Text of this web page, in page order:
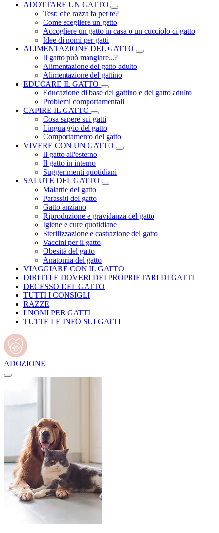
ADOTTARE UN GATTO
Test: che razza fa per te?
Come scegliere un gatto
Accogliere un gatto in casa o un cucciolo di gatto
Idee di nomi per gatti
ALIMENTAZIONE DEL GATTO
Il gatto può mangiare...?
Alimentazione del gatto adulto
Alimentazione del gattino
EDUCARE IL GATTO
Educazione di base del gattino e del gatto adulto
Problemi comportamentali
CAPIRE IL GATTO
Cosa sapere sui gatti
Linguaggio del gatto
Comportamento del gatto
VIVERE CON UN GATTO
Il gatto all'esterno
Il gatto in interno
Suggerimenti quotidiani
SALUTE DEL GATTO
Malattie del gatto
Parassiti del gatto
Gatto anziano
Riproduzione e gravidanza del gatto
Igiene e cure quotidiane
Sterilizzazione e castrazione del gatto
Vaccini per il gatto
Obesità del gatto
Anatomia del gatto
VIAGGIARE CON IL GATTO
DIRITTI E DOVERI DEI PROPRIETARI DI GATTI
DECESSO DEL GATTO
TUTTI I CONSIGLI
RAZZE
I NOMI PER GATTI
TUTTE LE INFO SUI GATTI
ADOZIONE